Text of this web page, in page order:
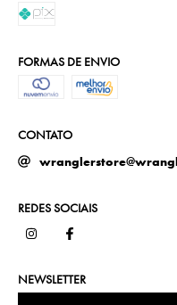
FORMAS DE ENVIO
CONTATO
REDES SOCIAIS
NEWSLETTER